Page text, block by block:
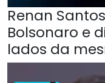
Renan
Bolsonaro e
lados da